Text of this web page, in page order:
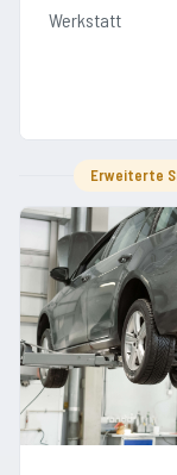
Werkstatt
Erweiterte